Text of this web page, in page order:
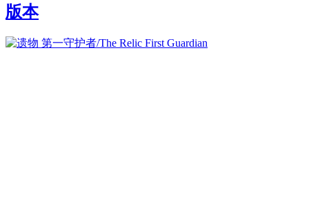
版本